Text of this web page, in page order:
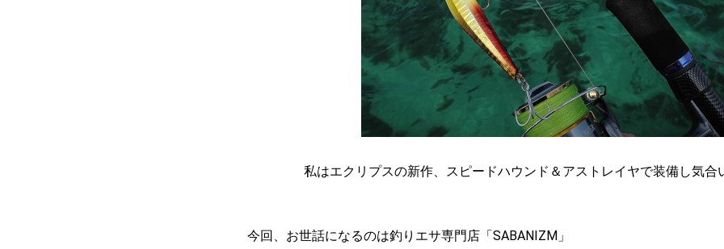
私はエクリプスの新作、 スピードハウンド ＆ アストレイヤで装備し気合
今回、お世話になるのは釣りエサ専門店「SABANIZM」